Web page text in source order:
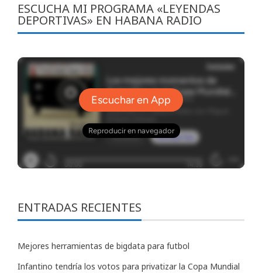
ESCUCHA MI PROGRAMA «LEYENDAS
DEPORTIVAS» EN HABANA RADIO
ENTRADAS RECIENTES
Mejores herramientas de bigdata para futbol
Infantino tendría los votos para privatizar la Copa Mundial